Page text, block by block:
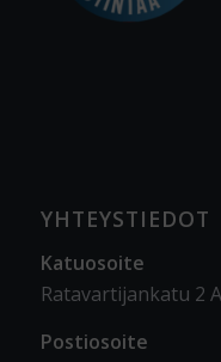
YHTEYSTIEDOT
Katuosoite
Ratavartijankatu 2
Postiosoite